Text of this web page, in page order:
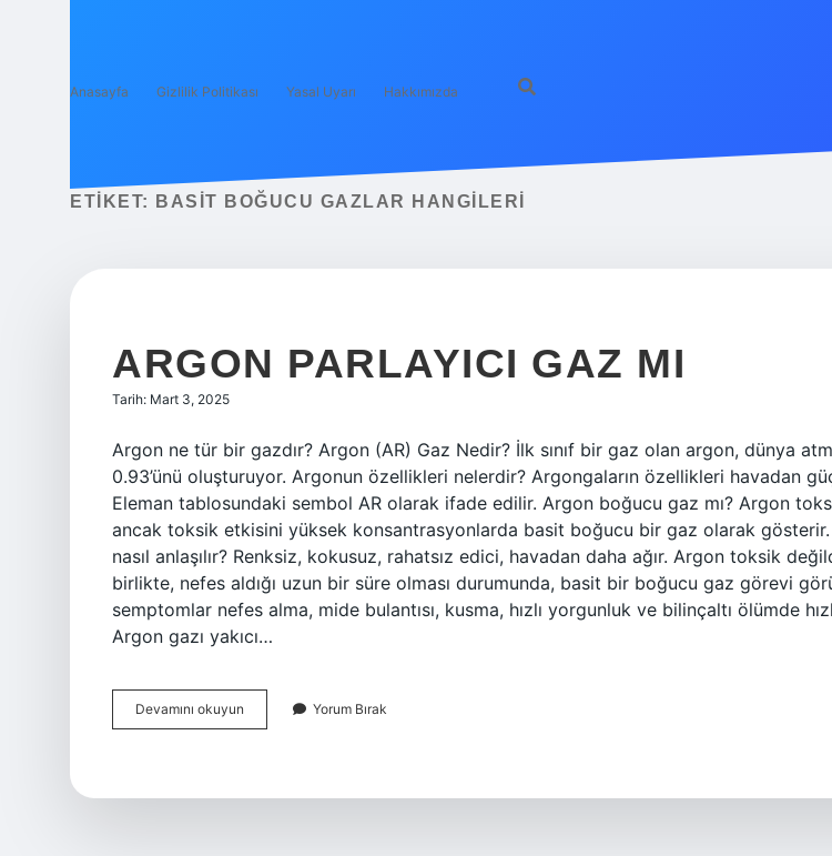
Anasayfa Gizlilik Politikası Yasal Uyarı Hakkımızda
ETIKET: BASIT BOĞUCU GAZLAR HANGILERI
ARGON PARLAYICI GAZ MI
Tarih: Mart 3, 2025
Argon ne tür bir gazdır? Argon (AR) Gaz Nedir? İlk sınıf bir gaz olan argon, dünya
0.93’ünü oluşturuyor. Argonun özellikleri nelerdir? Argongaların özellikleri havadan
Eleman tablosundaki sembol AR olarak ifade edilir. Argon boğucu gaz mı? Argon
ancak toksik etkisini yüksek konsantrasyonlarda basit boğucu bir gaz olarak gösterir.
nasıl anlaşılır? Renksiz, kokusuz, rahatsız edici, havadan daha ağır. Argon toksik
birlikte, nefes aldığı uzun bir süre olması durumunda, basit bir boğucu gaz görevi
semptomlar nefes alma, mide bulantısı, kusma, hızlı yorgunluk ve bilinçaltı ölümde
Argon gazı yakıcı…
Devamını okuyun
Parlayıcı
Yorum Bırak